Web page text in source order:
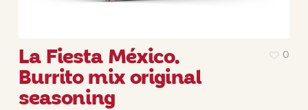
La Fiesta México.
Burrito mix original
seasoning
0